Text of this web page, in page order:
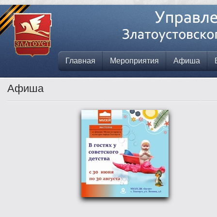
Главная Мероприятия Афиша
Афиша